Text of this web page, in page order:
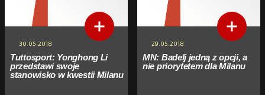
30.05.2018
Tuttosport: Yonghong Li
przedstawi swoje
stanowisko w kwestii Milanu
29.05.2018
MN: Badelj jedną z opcji, a
nie priorytetem dla Milanu